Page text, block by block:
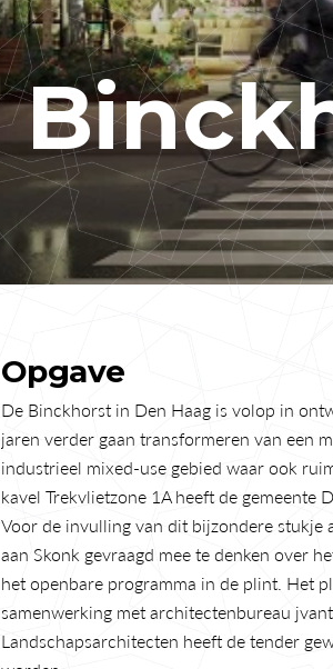
Opgave
De Binckhorst in Den Haag is volop in
jaren verder gaan transformeren van een
industrieel mixed-use gebied waar ook
kavel Trekvlietzone 1A heeft de gemeente
Voor de invulling van dit bijzondere stukje
aan Skonk gevraagd mee te denken over
het openbare programma in de plint. Het
samenwerking met architectenbureau
Landschapsarchitecten heeft de tender